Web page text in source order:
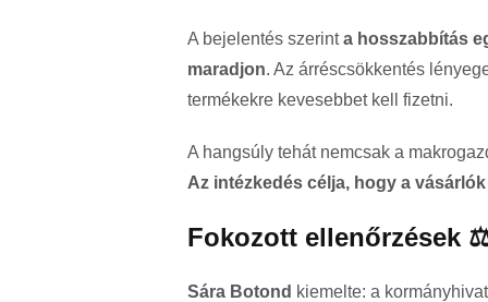
A bejelentés szerinta hosszabbítás
maradjon. Az árréscsökkentés
termékekre kevesebbet kell fizetni.
A hangsúly tehát nemcsak a
Az intézkedés célja, hogy a
Fokozott ellenőrzések
Sára Botond kiemelte: a